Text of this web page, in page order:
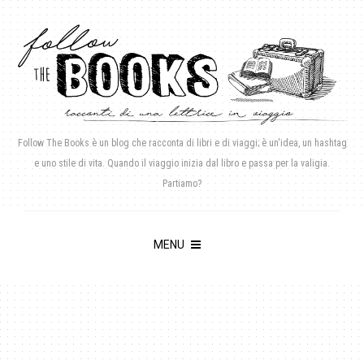
Follow The Books è un blog che racconta di libri e di viaggi; è un'idea, un hashtag
e uno stile di vita. Quando il viaggio inizia dal libro e passa per la valigia.
Partiamo?
MENU